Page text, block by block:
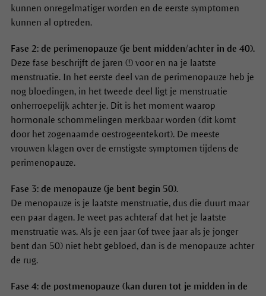
kunnen onregelmatiger worden en de eerste symptomen
kunnen al optreden.
Fase 2: de perimenopauze (je bent midden/achter in de 40).
Deze fase beschrijft de jaren (!) voor en na je laatste
menstruatie. In het eerste deel van de perimenopauze heb je
nog bloedingen, in het tweede deel ligt je menstruatie
onherroepelijk achter je. Dit is het moment waarop
hormonale schommelingen merkbaar worden (dit komt
door het zogenaamde oestrogeentekort). De meeste
vrouwen klagen over de ernstigste symptomen tijdens de
perimenopauze.
Fase 3: de menopauze (je bent begin 50).
De menopauze is je laatste menstruatie, dus die duurt maar
een paar dagen. Je weet pas achteraf dat het je laatste
menstruatie was. Als je een jaar (of twee jaar als je jonger
bent dan 50) niet hebt gebloed, dan is de menopauze achter
de rug.
Fase 4: de postmenopauze (kan duren tot je midden in de